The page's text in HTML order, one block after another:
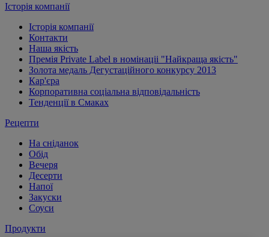
Історія компанії
Історія компанії
Контакти
Наша якість
Премія Private Label в номінаціі "Найкраща якість"
Золота медаль Дегустаційного конкурсу 2013
Кар'єра
Корпоративна соціальна відповідальність
Тенденції в Смаках
Рецепти
На сніданок
Обід
Вечеря
Десерти
Напої
Закуски
Соуси
Продукти